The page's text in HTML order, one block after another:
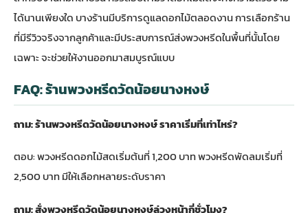
ได้นานเพียงใด บางร้านมีบริการดูแลดอกไม้ตลอดงาน การเลือกร้าน
ที่มีรีวิวจริงจากลูกค้าและมีประสบการณ์ส่งพวงหรีดในพื้นที่นั้นโดย
เฉพาะ จะช่วยให้งานออกมาสมบูรณ์แบบ
FAQ: ร้านพวงหรีดวัดน้อยนางหงษ์
ถาม: ร้านพวงหรีดวัดน้อยนางหงษ์ ราคาเริ่มที่เท่าไหร่?
ตอบ: พวงหรีดดอกไม้สดเริ่มต้นที่ 1,200 บาท พวงหรีดพัดลมเริ่มที่
2,500 บาท มีให้เลือกหลายระดับราคา
ถาม: สั่งพวงหรีดวัดน้อยนางหงษ์ล่วงหน้ากี่ชั่วโมง?